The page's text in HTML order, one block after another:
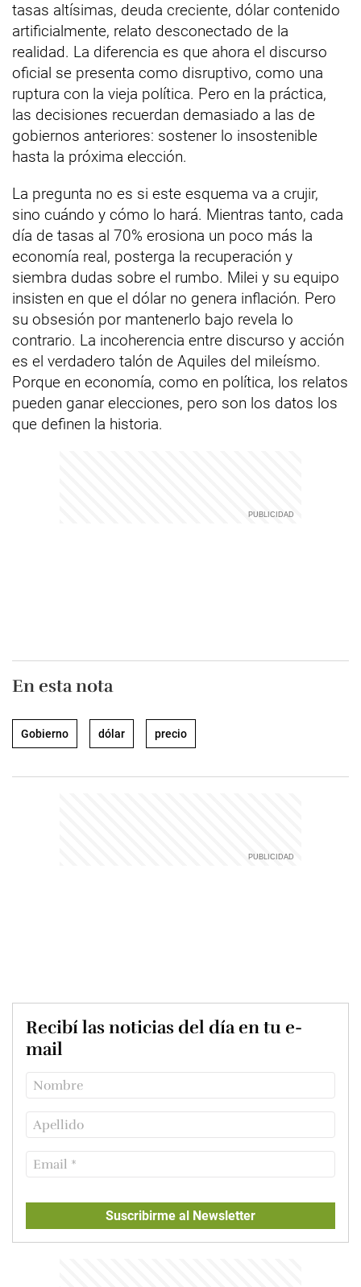
tasas altísimas, deuda creciente, dólar contenido
artificialmente, relato desconectado de la
realidad. La diferencia es que ahora el discurso
oficial se presenta como disruptivo, como una
ruptura con la vieja política. Pero en la práctica,
las decisiones recuerdan demasiado a las de
gobiernos anteriores: sostener lo insostenible
hasta la próxima elección.
La pregunta no es si este esquema va a crujir,
sino cuándo y cómo lo hará. Mientras tanto, cada
día de tasas al 70% erosiona un poco más la
economía real, posterga la recuperación y
siembra dudas sobre el rumbo. Milei y su equipo
insisten en que el dólar no genera inflación. Pero
su obsesión por mantenerlo bajo revela lo
contrario. La incoherencia entre discurso y acción
es el verdadero talón de Aquiles del mileísmo.
Porque en economía, como en política, los relatos
pueden ganar elecciones, pero son los datos los
que definen la historia.
En esta nota
Gobierno dólar precio
Recibí las noticias del día en tu e-
mail
Suscribirme al Newsletter